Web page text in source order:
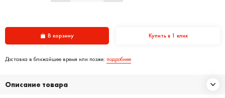
В корзину Купить в 1 клик
Доставка в ближайшее время или позже: подробнее
Описание товара